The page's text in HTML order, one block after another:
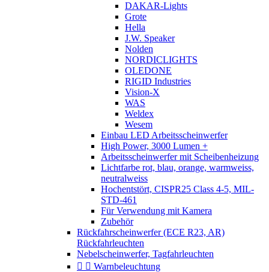
DAKAR-Lights
Grote
Hella
J.W. Speaker
Nolden
NORDICLIGHTS
OLEDONE
RIGID Industries
Vision-X
WAS
Weldex
Wesem
Einbau LED Arbeitsscheinwerfer
High Power, 3000 Lumen +
Arbeitsscheinwerfer mit Scheibenheizung
Lichtfarbe rot, blau, orange, warmweiss,
neutralweiss
Hochentstört, CISPR25 Class 4-5, MIL-
STD-461
Für Verwendung mit Kamera
Zubehör
Rückfahrscheinwerfer (ECE R23, AR)
Rückfahrleuchten
Nebelscheinwerfer, Tagfahrleuchten
  Warnbeleuchtung